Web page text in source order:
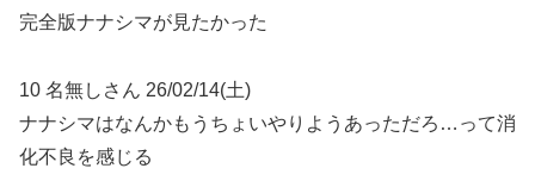
完全版ナナシマが見たかった
10 名無しさん 26/02/14(土)
ナナシマはなんかもうちょいやりようあっただろ…って消
化不良を感じる